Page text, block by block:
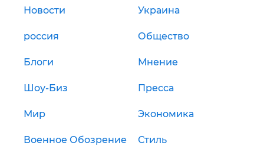
Новости Украина
россия Общество
Блоги Мнение
Шоу-Биз Пресса
Мир Экономика
Военное Обозрение Стиль